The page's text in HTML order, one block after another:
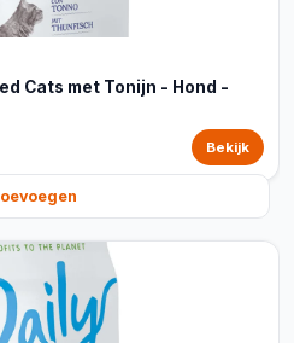
Cats met Tonijn - Hond -
Bekijk